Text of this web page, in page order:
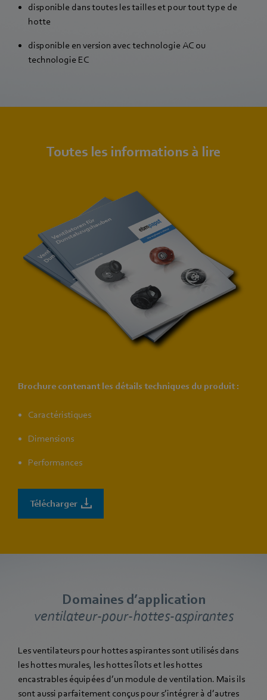
disponible dans toutes les tailles et pour tout type de
hotte
disponible en version avec technologie AC ou
technologie EC
Toutes les informations à lire
Brochure contenant les détails techniques du produit :
Caractéristiques
Dimensions
Performances
Télécharger
Domaines d’application
ventilateur-pour-hottes-aspirantes
Les ventilateurs pour hottes aspirantes sont utilisés dans
les hottes murales, les hottes îlots et les hottes
encastrables équipées d’un module de ventilation. Mais ils
sont aussi parfaitement conçus pour s’intégrer à d’autres